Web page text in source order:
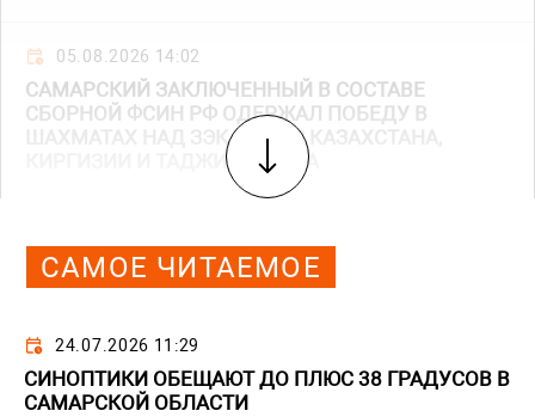
05.08.2026 14:02
САМАРСКИЙ ЗАКЛЮЧЕННЫЙ В СОСТАВЕ
СБОРНОЙ ФСИН РФ ОДЕРЖАЛ ПОБЕДУ В
ШАХМАТАХ НАД ЗЭКАМИ ИЗ КАЗАХСТАНА,
КИРГИЗИИ И ТАДЖИКИСТАНА
САМОЕ ЧИТАЕМОЕ
24.07.2026 11:29
СИНОПТИКИ ОБЕЩАЮТ ДО ПЛЮС 38 ГРАДУСОВ В
САМАРСКОЙ ОБЛАСТИ